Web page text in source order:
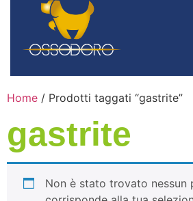
Home / Prodotti taggati “gastrite”
gastrite
Non è stato trovato nessun